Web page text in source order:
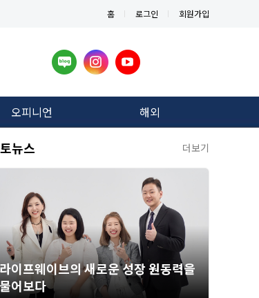
홈 로그인 회원가입
오피니언 해외
뉴스 더보기
라이프웨이브의 새로운 성장 원동력을
물어보다